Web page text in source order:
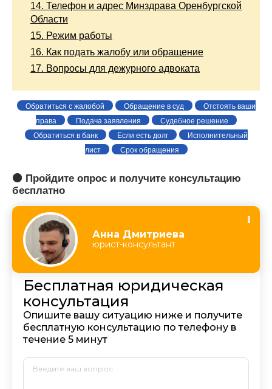
14. Телефон и адрес Минздрава Оренбургской
Области
15. Режим работы
16. Как подать жалобу или обращение
17. Вопросы для дежурного адвоката
Обратиться с жалобой Обращение в суд
Отстоять ваши
права
Подача заявления
Судебное решение
Обратиться в банк
Если есть долг
Исполнительный
лист
Срок обращения
🟠 Пройдите опрос и получите консультацию
бесплатно